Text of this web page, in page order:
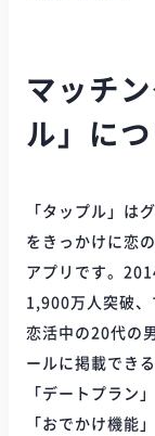
マッチ
ル」に
「タップル」は
をきっかけに恋
アプリです。
1,900万人突破、
恋活中の20代の
ールに掲載でき
「デートプラン
「おでかけ機能